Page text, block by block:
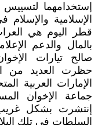
إستخدامهما لتسييس
الإسلامية والإسلام
قطر اليوم هي
بالمال والدعم
صالح تيارات
حظرت العديد من
الإمارات العربية
جماعة الإخوان
إنتشرت بشكل
السلطات في تلك